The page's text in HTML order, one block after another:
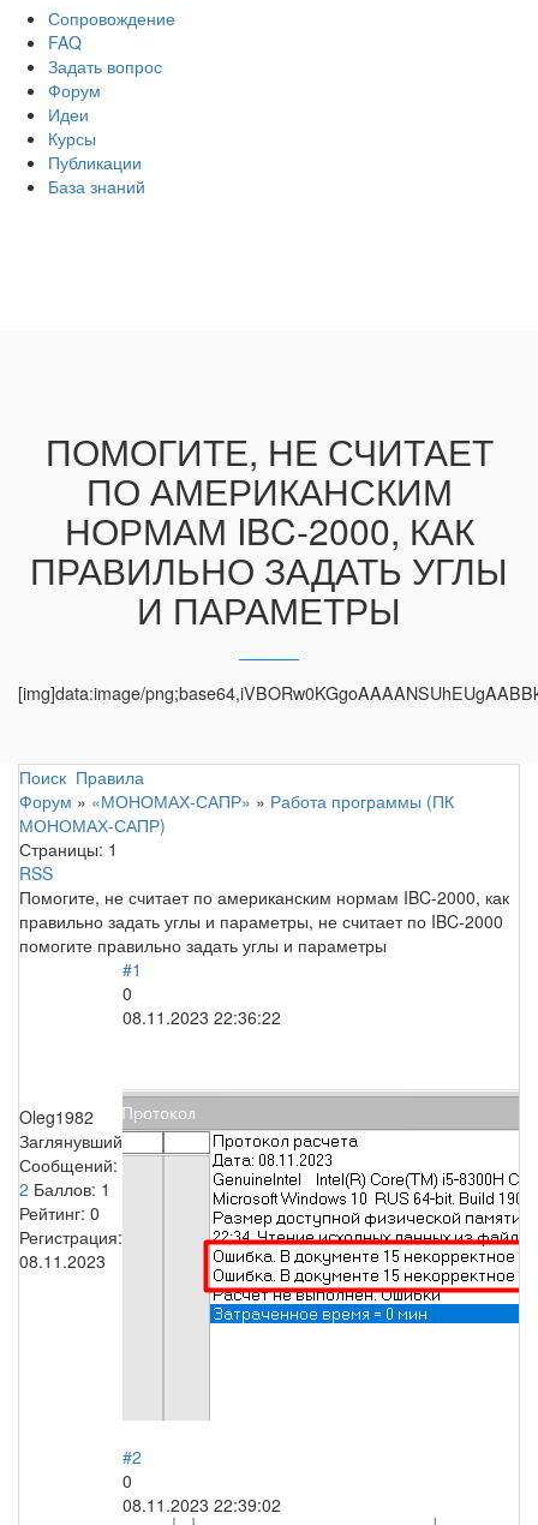
Сопровождение
FAQ
Задать вопрос
Форум
Идеи
Курсы
Публикации
База знаний
ПОМОГИТЕ, НЕ СЧИТАЕТ
ПО АМЕРИКАНСКИМ
НОРМАМ IBC-2000, КАК
ПРАВИЛЬНО ЗАДАТЬ УГЛЫ
И ПАРАМЕТРЫ
[img]data:image/
Поиск Правила
Форум » «МОНОМАХ-САПР» » Работа программы (ПК
МОНОМАХ-САПР)
Страницы: 1
RSS
Помогите, не считает по американским нормам IBC-2000, как
правильно задать углы и параметры, не считает по IBC-2000
помогите правильно задать углы и параметры
Oleg1982
Заглянувший
Сообщений:
2 Баллов: 1
Рейтинг: 0
Регистрация:
08.11.2023
#1
0
08.11.2023 22:36:22
#2
0
08.11.2023 22:39:02